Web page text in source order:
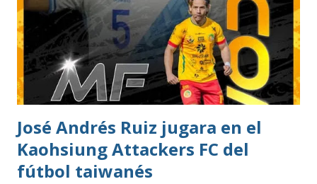
1996 Posición: Volante por derecha Peso: 143 libras
Estatura: 1.75 metros Equipo: Cruz Azul de Segunda
División de México Estudios: Quinto bachillerato en México
via. luchosolares.blogspot.com
José Andrés Ruiz jugara en el
Kaohsiung Attackers FC del
fútbol taiwanés